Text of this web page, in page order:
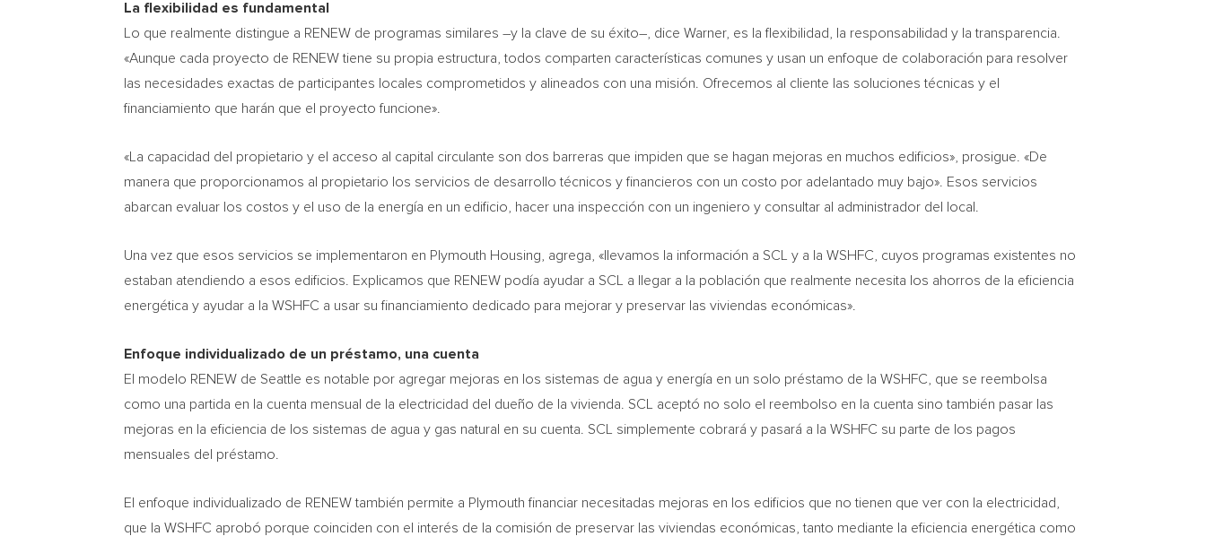
La flexibilidad es fundamental
Lo que realmente distingue a RENEW de programas similares –y la clave de su éxito–, dice Warner, es la flexibilidad, la responsabilidad y la transparencia.
«Aunque cada proyecto de RENEW tiene su propia estructura, todos comparten características comunes y usan un enfoque de colaboración para resolver
las necesidades exactas de participantes locales comprometidos y alineados con una misión. Ofrecemos al cliente las soluciones técnicas y el
financiamiento que harán que el proyecto funcione».
«La capacidad del propietario y el acceso al capital circulante son dos barreras que impiden que se hagan mejoras en muchos edificios», prosigue. «De
manera que proporcionamos al propietario los servicios de desarrollo técnicos y financieros con un costo por adelantado muy bajo». Esos servicios
abarcan evaluar los costos y el uso de la energía en un edificio, hacer una inspección con un ingeniero y consultar al administrador del local.
Una vez que esos servicios se implementaron en Plymouth Housing, agrega, «llevamos la información a SCL y a la WSHFC, cuyos programas existentes no
estaban atendiendo a esos edificios. Explicamos que RENEW podía ayudar a SCL a llegar a la población que realmente necesita los ahorros de la eficiencia
energética y ayudar a la WSHFC a usar su financiamiento dedicado para mejorar y preservar las viviendas económicas».
Enfoque individualizado de un préstamo, una cuenta
El modelo RENEW de Seattle es notable por agregar mejoras en los sistemas de agua y energía en un solo préstamo de la WSHFC, que se reembolsa
como una partida en la cuenta mensual de la electricidad del dueño de la vivienda. SCL aceptó no solo el reembolso en la cuenta sino también pasar las
mejoras en la eficiencia de los sistemas de agua y gas natural en su cuenta. SCL simplemente cobrará y pasará a la WSHFC su parte de los pagos
mensuales del préstamo.
El enfoque individualizado de RENEW también permite a Plymouth financiar necesitadas mejoras en los edificios que no tienen que ver con la electricidad,
que la WSHFC aprobó porque coinciden con el interés de la comisión de preservar las viviendas económicas, tanto mediante la eficiencia energética como